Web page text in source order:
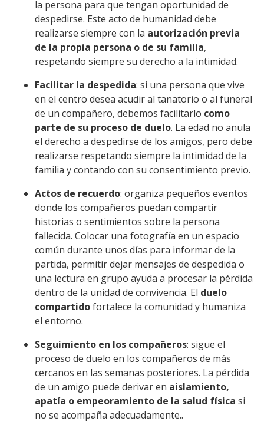
la persona para que tengan oportunidad de
despedirse. Este acto de humanidad debe
realizarse siempre con la autorización previa
de la propia persona o de su familia,
respetando siempre su derecho a la intimidad.
Facilitar la despedida: si una persona que vive
en el centro desea acudir al tanatorio o al funeral
de un compañero, debemos facilitarlo como
parte de su proceso de duelo. La edad no anula
el derecho a despedirse de los amigos, pero debe
realizarse respetando siempre la intimidad de la
familia y contando con su consentimiento previo.
Actos de recuerdo: organiza pequeños eventos
donde los compañeros puedan compartir
historias o sentimientos sobre la persona
fallecida. Colocar una fotografía en un espacio
común durante unos días para informar de la
partida, permitir dejar mensajes de despedida o
una lectura en grupo ayuda a procesar la pérdida
dentro de la unidad de convivencia. El duelo
compartidofortalece la comunidad y humaniza
el entorno.
Seguimiento en los compañeros: sigue el
proceso de duelo en los compañeros de más
cercanos en las semanas posteriores. La pérdida
de un amigo puede derivar en aislamiento,
apatía o empeoramiento de la salud física si
no se acompaña adecuadamente..